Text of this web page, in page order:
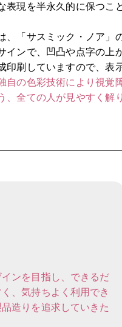
表現を半永久的に保つこ
、「サスミック・ノア」
インで、凹凸や点字の上
印刷していますので、表
自の色彩技術により視覚
、全ての人が見やすく解
ンを目指し、できるだ
、気持ちよく利用でき
造りを追求していきた